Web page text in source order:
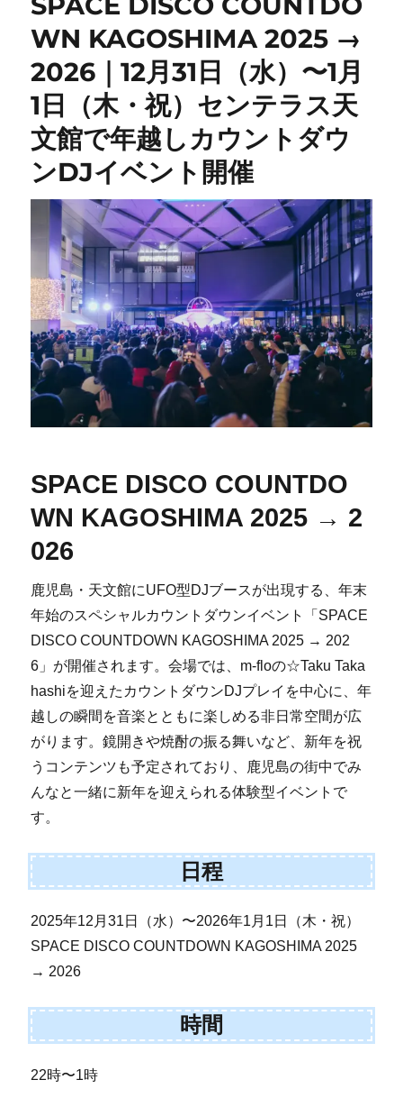
WN KAGOSHIMA 2025 →
2026｜12月31日（水）〜1月
1日（木・祝）センテラス天
文館で年越しカウントダウ
ンDJイベント開催
SPACE DISCO COUNTDO
WN KAGOSHIMA 2025 → 2
026
鹿児島・天文館にUFO型DJブースが出現する、年末
年始のスペシャルカウントダウンイベント「SPACE
DISCO COUNTDOWN KAGOSHIMA 2025 → 202
6」が開催されます。会場では、m-floの☆Taku Taka
hashiを迎えたカウントダウンDJプレイを中心に、年
越しの瞬間を音楽とともに楽しめる非日常空間が広
がります。鏡開きや焼酎の振る舞いなど、新年を祝
うコンテンツも予定されており、鹿児島の街中でみ
んなと一緒に新年を迎えられる体験型イベントで
す。
日程
2025年12月31日（水）〜2026年1月1日（木・祝）
SPACE DISCO COUNTDOWN KAGOSHIMA 2025
→ 2026
時間
22時〜1時